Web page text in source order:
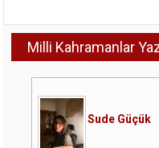
Milli Kahramanlar
Sude Güçük